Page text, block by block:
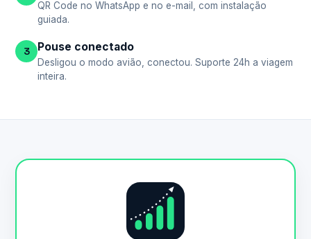
QR Code no WhatsApp e no e-mail, com instalação
guiada.
3 Pouse conectado
Desligou o modo avião, conectou. Suporte 24h a viagem
inteira.